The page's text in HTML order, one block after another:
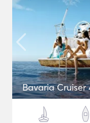
Bavaria Cruiser